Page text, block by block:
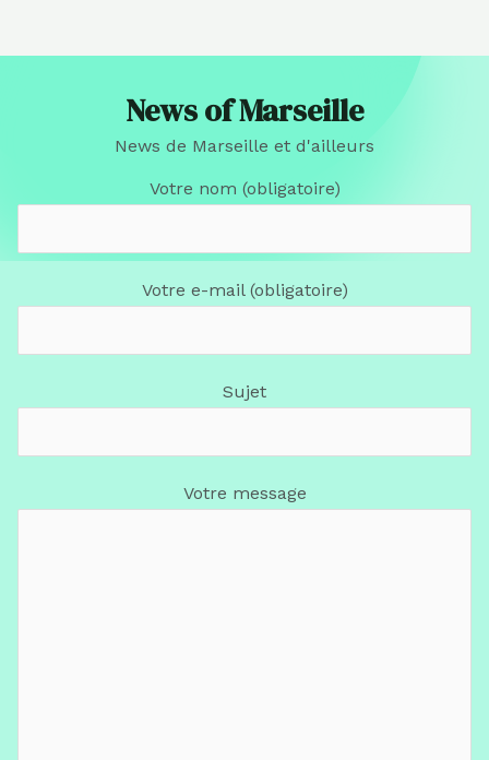
News of Marseille
News de Marseille et d'ailleurs
Votre nom (obligatoire)
Votre e-mail (obligatoire)
Sujet
Votre message